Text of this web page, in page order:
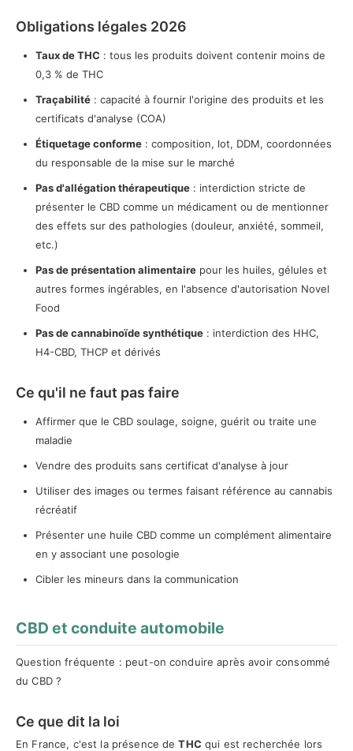
Obligations légales 2026
Taux de THC : tous les produits doivent contenir moins de
0,3 % de THC
Traçabilité : capacité à fournir l'origine des produits et les
certificats d'analyse (COA)
Étiquetage conforme : composition, lot, DDM, coordonnées
du responsable de la mise sur le marché
Pas d'allégation thérapeutique : interdiction stricte de
présenter le CBD comme un médicament ou de mentionner
des effets sur des pathologies (douleur, anxiété, sommeil,
etc.)
Pas de présentation alimentaire pour les huiles, gélules et
autres formes ingérables, en l'absence d'autorisation Novel
Food
Pas de cannabinoïde synthétique : interdiction des HHC,
H4-CBD, THCP et dérivés
Ce qu'il ne faut pas faire
Affirmer que le CBD soulage, soigne, guérit ou traite une
maladie
Vendre des produits sans certificat d'analyse à jour
Utiliser des images ou termes faisant référence au cannabis
récréatif
Présenter une huile CBD comme un complément alimentaire
en y associant une posologie
Cibler les mineurs dans la communication
CBD et conduite automobile
Question fréquente : peut-on conduire après avoir consommé
du CBD ?
Ce que dit la loi
En France, c'est la présence deTHC qui est recherchée lors